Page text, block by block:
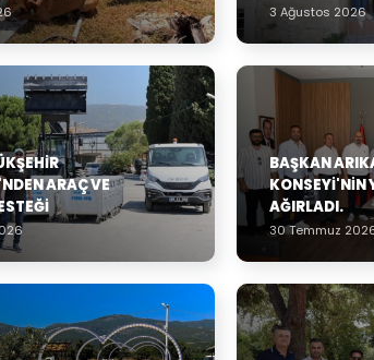
3 Ağustos 2026
ARAÇ VE
BAŞKAN
KONSEYI'NIN
AĞIRLADI.
30 Temmuz